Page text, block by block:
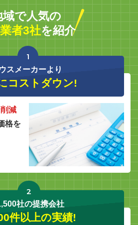
域で人気の
者3社を紹介
1
スメーカーより
コストダウン!
減
格を
2
社の提携会社
件以上の実績!